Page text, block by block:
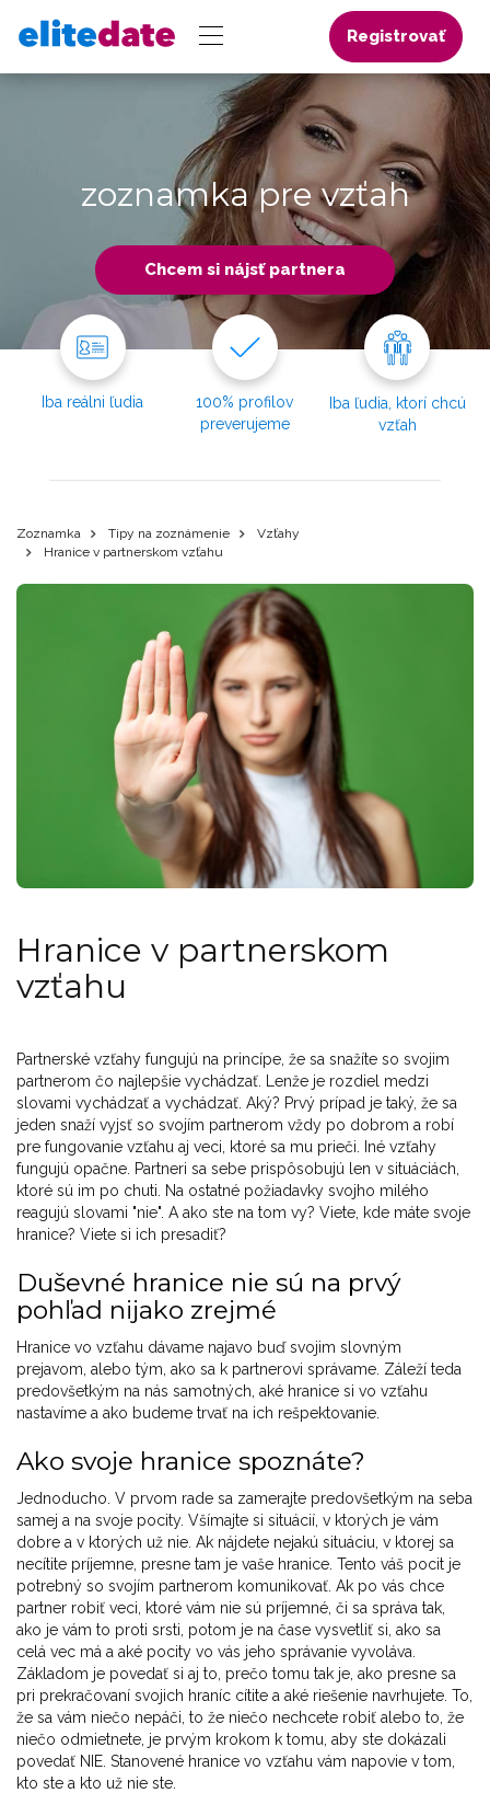
Registrovať
zoznamka pre vzťah
Chcem si nájsť partnera
Iba reálni ľudia
100% profilov
preverujeme
Iba ľudia, ktorí chcú
vzťah
Zoznamka Tipy na zoznámenie
Vzťahy
Hranice v partnerskom vzťahu
Hranice v partnerskom
vzťahu
Partnerské vzťahy fungujú na princípe, že sa snažíte so svojim
partnerom čo najlepšie vychádzať. Lenže je rozdiel medzi
slovami vychádzať a vychádzať. Aký? Prvý prípad je taký, že sa
jeden snaží vyjsť so svojím partnerom vždy po dobrom a robí
pre fungovanie vzťahu aj veci, ktoré sa mu prieči. Iné vzťahy
fungujú opačne. Partneri sa sebe prispôsobujú len v situáciách,
ktoré sú im po chuti. Na ostatné požiadavky svojho milého
reagujú slovami "nie". A ako ste na tom vy? Viete, kde máte svoje
hranice? Viete si ich presadiť?
Duševné hranice nie sú na prvý
pohľad nijako zrejmé
Hranice vo vzťahu dávame najavo buď svojim slovným
prejavom, alebo tým, ako sa k partnerovi správame. Záleží teda
predovšetkým na nás samotných, aké hranice si vo vzťahu
nastavíme a ako budeme trvať na ich rešpektovanie.
Ako svoje hranice spoznáte?
Jednoducho. V prvom rade sa zamerajte predovšetkým na seba
samej a na svoje pocity. Všímajte si situácií, v ktorých je vám
dobre a v ktorých už nie. Ak nájdete nejakú situáciu, v ktorej sa
necítite príjemne, presne tam je vaše hranice. Tento váš pocit je
potrebný so svojím partnerom komunikovať. Ak po vás chce
partner robiť veci, ktoré vám nie sú príjemné, či sa správa tak,
ako je vám to proti srsti, potom je na čase vysvetliť si, ako sa
celá vec má a aké pocity vo vás jeho správanie vyvoláva.
Základom je povedať si aj to, prečo tomu tak je, ako presne sa
pri prekračovaní svojich hraníc cítite a aké riešenie navrhujete. To,
že sa vám niečo nepáči, to že niečo nechcete robiť alebo to, že
niečo odmietnete, je prvým krokom k tomu, aby ste dokázali
povedať NIE. Stanovené hranice vo vzťahu vám napovie v tom,
kto ste a kto už nie ste.